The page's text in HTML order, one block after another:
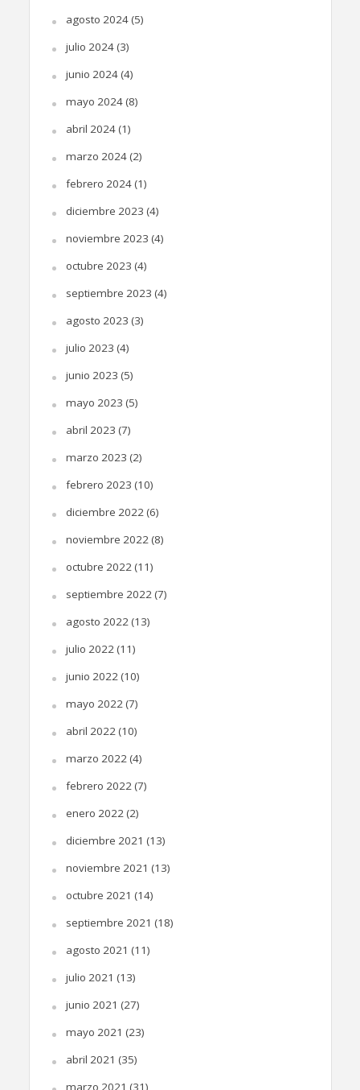
agosto 2024(5)
julio 2024(3)
junio 2024(4)
mayo 2024(8)
abril 2024(1)
marzo 2024(2)
febrero 2024(1)
diciembre 2023 (4)
noviembre 2023 (4)
octubre 2023 (4)
septiembre 2023 (4)
agosto 2023 (3)
julio 2023 (4)
junio 2023 (5)
mayo 2023 (5)
abril 2023 (7)
marzo 2023 (2)
febrero 2023 (10)
diciembre 2022(6)
noviembre 2022(8)
octubre 2022(11)
septiembre 2022(7)
agosto 2022(13)
julio 2022(11)
junio 2022(10)
mayo 2022(7)
abril 2022(10)
marzo 2022(4)
febrero 2022(7)
enero 2022(2)
diciembre 2021 (13)
noviembre 2021 (13)
octubre 2021 (14)
septiembre 2021 (18)
agosto 2021 (11)
julio 2021 (13)
junio 2021 (27)
mayo 2021 (23)
abril 2021 (35)
marzo 2021 (31)